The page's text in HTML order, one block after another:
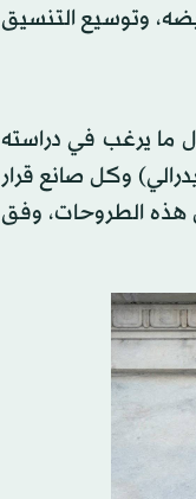
وتوسيع التنسيق
ما يرغب في دراسته
وكل صانع قرار
هذه الطروحات، وفق